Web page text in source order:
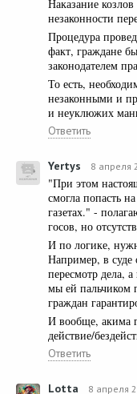
Наказание
незаконности
Процедура
факт, граждане
законодателем
То есть,
незаконными и
и неуклюжих
Ответить
Yertys 8 апреля
"При этом
смогла попасть
газетах." -
госов, но
И по логике,
Например, в суде
пересмотр дела,
мы ей пальчиком
граждан
И вообще, акима
действие/
Ответить
Lotta 8 апреля